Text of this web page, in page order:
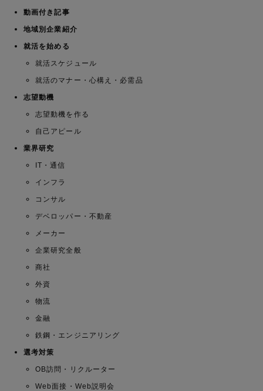
動画付き記事
地域別企業紹介
就活を始める
就活スケジュール
就活のマナー・心構え・必需品
志望動機
志望動機を作る
自己アピール
業界研究
IT・通信
インフラ
コンサル
デベロッパー・不動産
メーカー
企業研究全般
商社
外資
物流
金融
鉄鋼・エンジニアリング
選考対策
OB訪問・リクルーター
Web面接・Web説明会